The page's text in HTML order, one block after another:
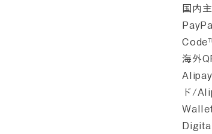
国内
海外
ド/